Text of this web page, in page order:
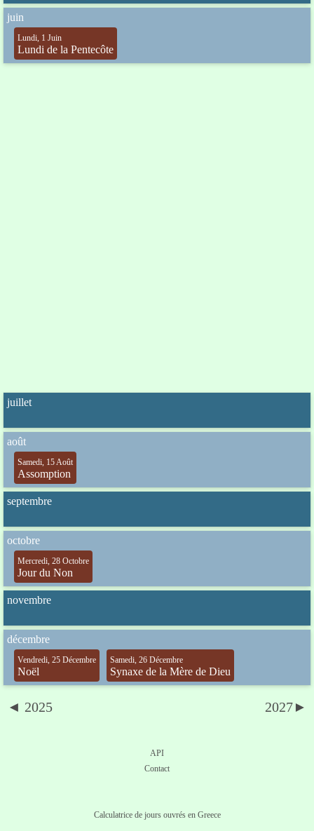
juin
Lundi, 1 Juin
Lundi de la Pentecôte
juillet
août
Samedi, 15 Août
Assomption
septembre
octobre
Mercredi, 28 Octobre
Jour du Non
novembre
décembre
Vendredi, 25 Décembre
Noël
Samedi, 26 Décembre
Synaxe de la Mère de Dieu
◄ 2025 2027►
API
Contact
Calculatrice de jours ouvrés en Greece